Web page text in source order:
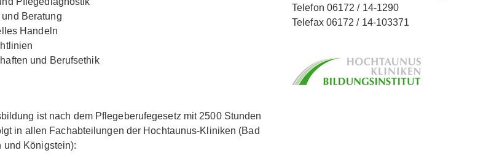
Beratung
Handeln
und Berufsethik
ist nach dem Pflegeberufegesetz mit 2500 Stunden
in allen Fachabteilungen der Hochtaunus-Kliniken (Bad
und Königstein):
Telefon 06172 / 14-1290
Telefax 06172 / 14-103371